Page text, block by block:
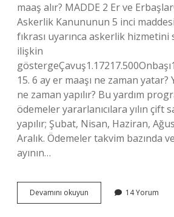
maaş alır? MADDE 2 Er ve
Askerlik Kanununun 5 inci
fıkrası uyarınca askerlik
ilişkin
15. 6 ay er maaşı ne zaman yatar?
ne zaman yapılır? Bu yardım
ödemeler yararlanıcılara yılın çift
yapılır; Şubat, Nisan, Haziran,
Aralık. Ödemeler takvim bazında
ayının…
Devamını okuyun
Ay
14 Yorum